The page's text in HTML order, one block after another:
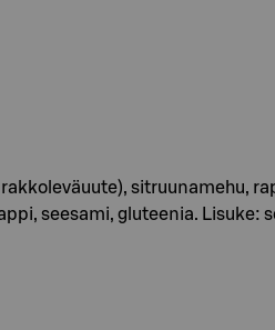
sitruunamehu,
seesami, gluteenia. Lisuke: